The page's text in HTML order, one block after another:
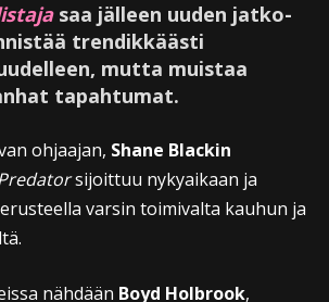
saa jälleen uuden jatko-
trendikkäästi
mutta muistaa
tapahtumat.
ohjaajan, Shane Blackin
sijoittuu nykyaikaan ja
varsin toimivalta kauhun ja
nähdään Boyd Holbrook,